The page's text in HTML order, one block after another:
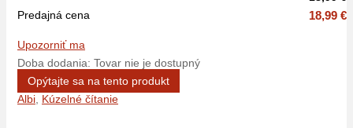
Predajná cena
18,99 €
Upozorniť ma
Doba dodania: Tovar nie je dostupný
Opýtajte sa na tento produkt
Albi Kúzelné čítanie